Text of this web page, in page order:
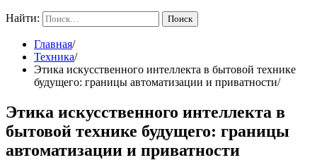
Найти:
Главная
Техника
Этика искусственного интеллекта в бытовой технике
будущего: границы автоматизации и приватности
Этика искусственного интеллекта в
бытовой технике будущего: границы
автоматизации и приватности